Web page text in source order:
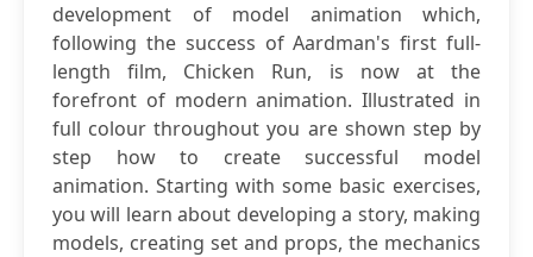
development of model animation which,
following the success of Aardman's first full-
length film, Chicken Run, is now at the
forefront of modern animation. Illustrated in
full colour throughout you are shown step by
step how to create successful model
animation. Starting with some basic exercises,
you will learn about developing a story, making
models, creating set and props, the mechanics